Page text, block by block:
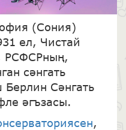
(Сония)
ел, Чистай
РСФСРның,
сәнгать
Сәнгать
әгъзасы.
,